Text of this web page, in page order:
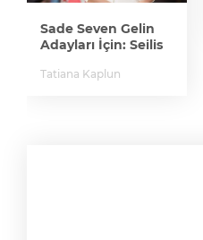
Sade Seven Gelin
Adayları İçin: Seilis
Tatiana Kaplun